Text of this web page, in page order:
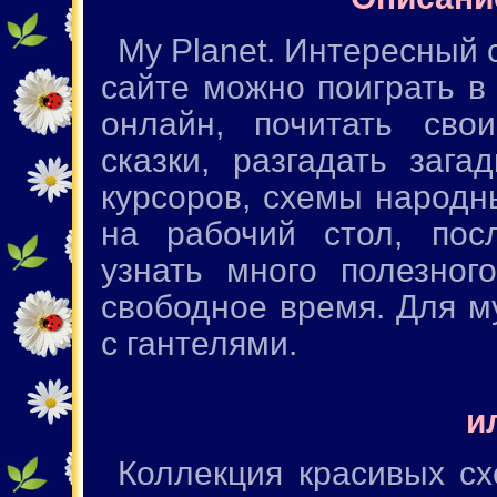
My Planet. Интересный
сайте можно поиграть
онлайн, почитать
сказки, разгадать
курсоров, схемы
на рабочий стол,
узнать много
свободное время. Для
с гантелями.
Коллекция красивых